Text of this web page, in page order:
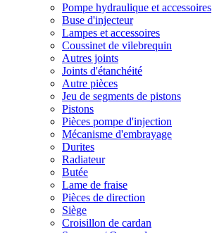
Pompe hydraulique et accessoires
Buse d'injecteur
Lampes et accessoires
Coussinet de vilebrequin
Autres joints
Joints d'étanchéité
Autre pièces
Jeu de segments de pistons
Pistons
Pièces pompe d'injection
Mécanisme d'embrayage
Durites
Radiateur
Butée
Lame de fraise
Pièces de direction
Siège
Croisillon de cardan